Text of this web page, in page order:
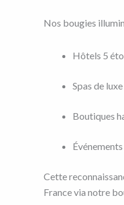
Nos bougies
Hôtels 5
Spas de luxe
Boutiques
Cette
France via notre